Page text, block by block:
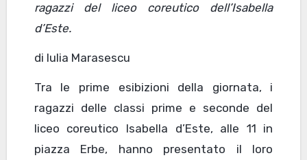
ragazzi del liceo coreutico dell’Isabella
d’Este.
di Iulia Marasescu
Tra le prime esibizioni della giornata, i
ragazzi delle classi prime e seconde del
liceo coreutico Isabella d’Este, alle 11 in
piazza Erbe, hanno presentato il loro